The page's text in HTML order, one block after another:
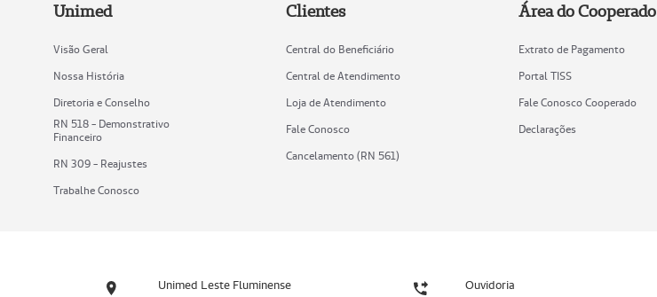
Unimed
Visão Geral
Nossa História
Diretoria e Conselho
RN 518 - Demonstrativo
Financeiro
RN 309 - Reajustes
Trabalhe Conosco
Clientes
Central do Beneficiário
Central de Atendimento
Loja de Atendimento
Fale Conosco
Cancelamento (RN 561)
Área do Cooperado
Extrato de Pagamento
Portal TISS
Fale Conosco Cooperado
Declarações
Unimed Leste Fluminense Ouvidoria